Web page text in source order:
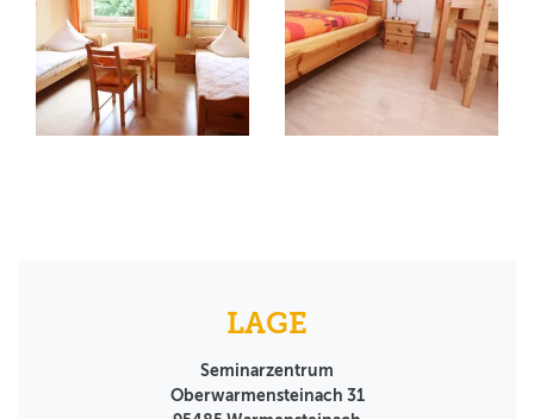
LAGE
Seminarzentrum
Oberwarmensteinach 31